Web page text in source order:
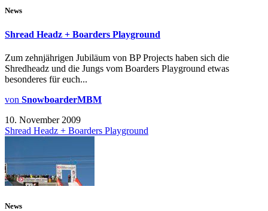
News
Shread Headz + Boarders Playground
Zum zehnjährigen Jubiläum von BP Projects haben sich die
Shredheadz und die Jungs vom Boarders Playground etwas
besonderes für euch...
von SnowboarderMBM
10. November 2009
Shread Headz + Boarders Playground
News